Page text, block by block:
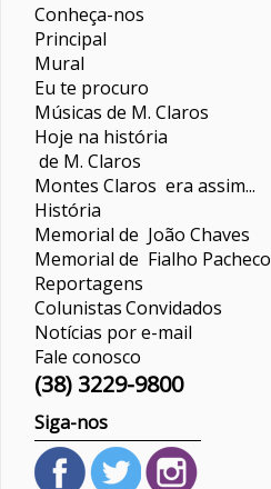
Conheça-nos
Principal
Mural
Eu te procuro
Músicas de M. Claros
Hoje na história
de M. Claros
Montes Claros era assim...
História
Memorial de João Chaves
Memorial de Fialho Pacheco
Reportagens
ColunistasConvidados
Notícias por e-mail
Fale conosco
(38) 3229-9800
Siga-nos